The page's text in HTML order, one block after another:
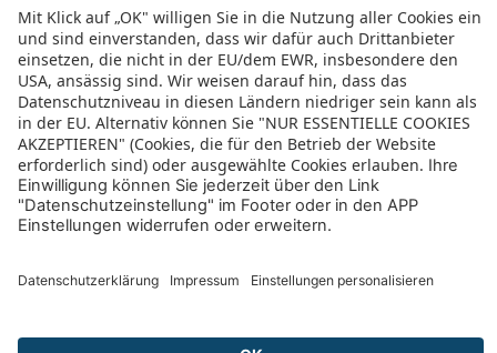
4.4/5
4.4 von 5 Sternen
aus 61 Bewertungen
(letzte 12 Monate)
Wir haben schon mehrere Reisen gebucht und wurden noch nie